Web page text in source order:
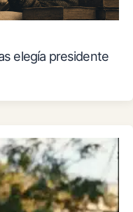
elegía presidente